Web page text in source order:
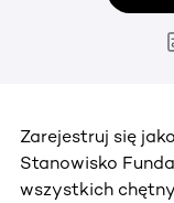
Zarejestruj się
Stanowisko
wszystkich